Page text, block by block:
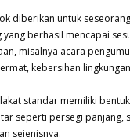
diberikan untuk
berhasil mencapai
misalnya acara
kebersihan
standar memiliki
seperti persegi panjang,
sejenisnya.